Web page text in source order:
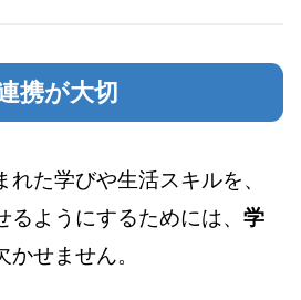
携が大切
た学びや生活スキルを、
ようにするためには、 学
かせません。